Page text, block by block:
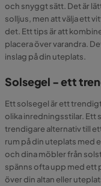
och snyggt sätt. Det är
solljus, men att välja ett
det. Ett tips är att
placera över varandra.
inslag på din uteplats.
Solsegel - ett
Ett solsegel är ett
olika inredningsstilar. Ett
trendigare alternativ till
rum på din uteplats med
och dina möbler från
spänns ofta upp med ett
över din altan eller